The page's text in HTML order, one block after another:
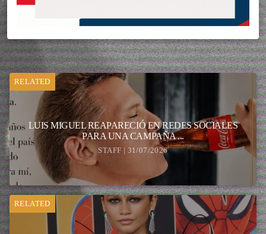
RELATED
LUIS MIGUEL REAPARECIÓ EN REDES SOCIALES
PARA UNA CAMPAÑA ...
STAFF | 31/07/2026
RELATED